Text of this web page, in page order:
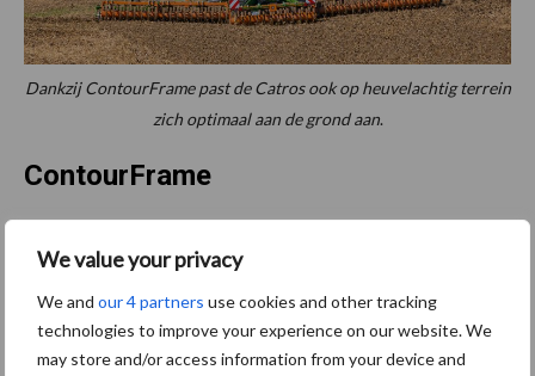
We value your privacy
We and our 4 partners use cookies and other tracking
technologies to improve your experience on our website. We
may store and/or access information from your device and
Dankzij ContourFrame past de Catros ook op heuvelachtig terrein
zich optimaal aan de grond aan.
ContourFrame
afzonderlijke segmenten op heuvelachtig terrein mogelijk. Dankzij
de nieuwe, vijfdelige indeling van de segmenten is een nog
betere aanpassing aan het terrein bereikt. De segmenten
kunnen naar boven en beneden worden bijgesteld, waardoor